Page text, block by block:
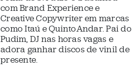
com Brand Experience e
Creative Copywriter em marcas
como Itaú e QuintoAndar. Pai do
Pudim, DJ nas horas vagas e
adora ganhar discos de vinil de
presente.